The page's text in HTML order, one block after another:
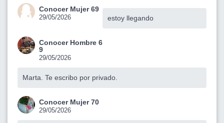
Conocer Mujer 69
29/05/2026 estoy llegando
Conocer Hombre 6
9
29/05/2026
Marta. Te escribo por privado.
Conocer Mujer 70
29/05/2026